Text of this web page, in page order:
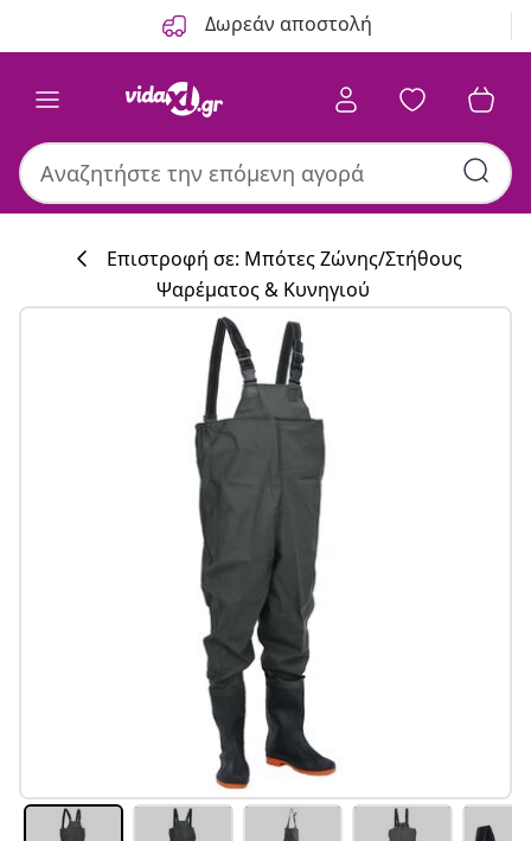
Δωρεάν αποστολή
#sharemevidaxl
Επιστροφή σε: Μπότες Ζώνης/Στήθους
Ψαρέματος & Κυνηγιού